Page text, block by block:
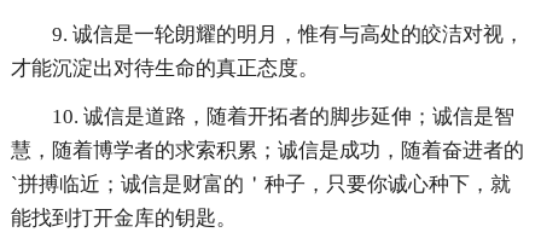
9. 诚信是一轮朗耀的明月，惟有与高处的皎洁对视，
才能沉淀出对待生命的真正态度。
10. 诚信是道路，随着开拓者的脚步延伸；诚信是智
慧，随着博学者的求索积累；诚信是成功，随着奋进者的
`拼搏临近；诚信是财富的＇种子，只要你诚心种下，就
能找到打开金库的钥匙。